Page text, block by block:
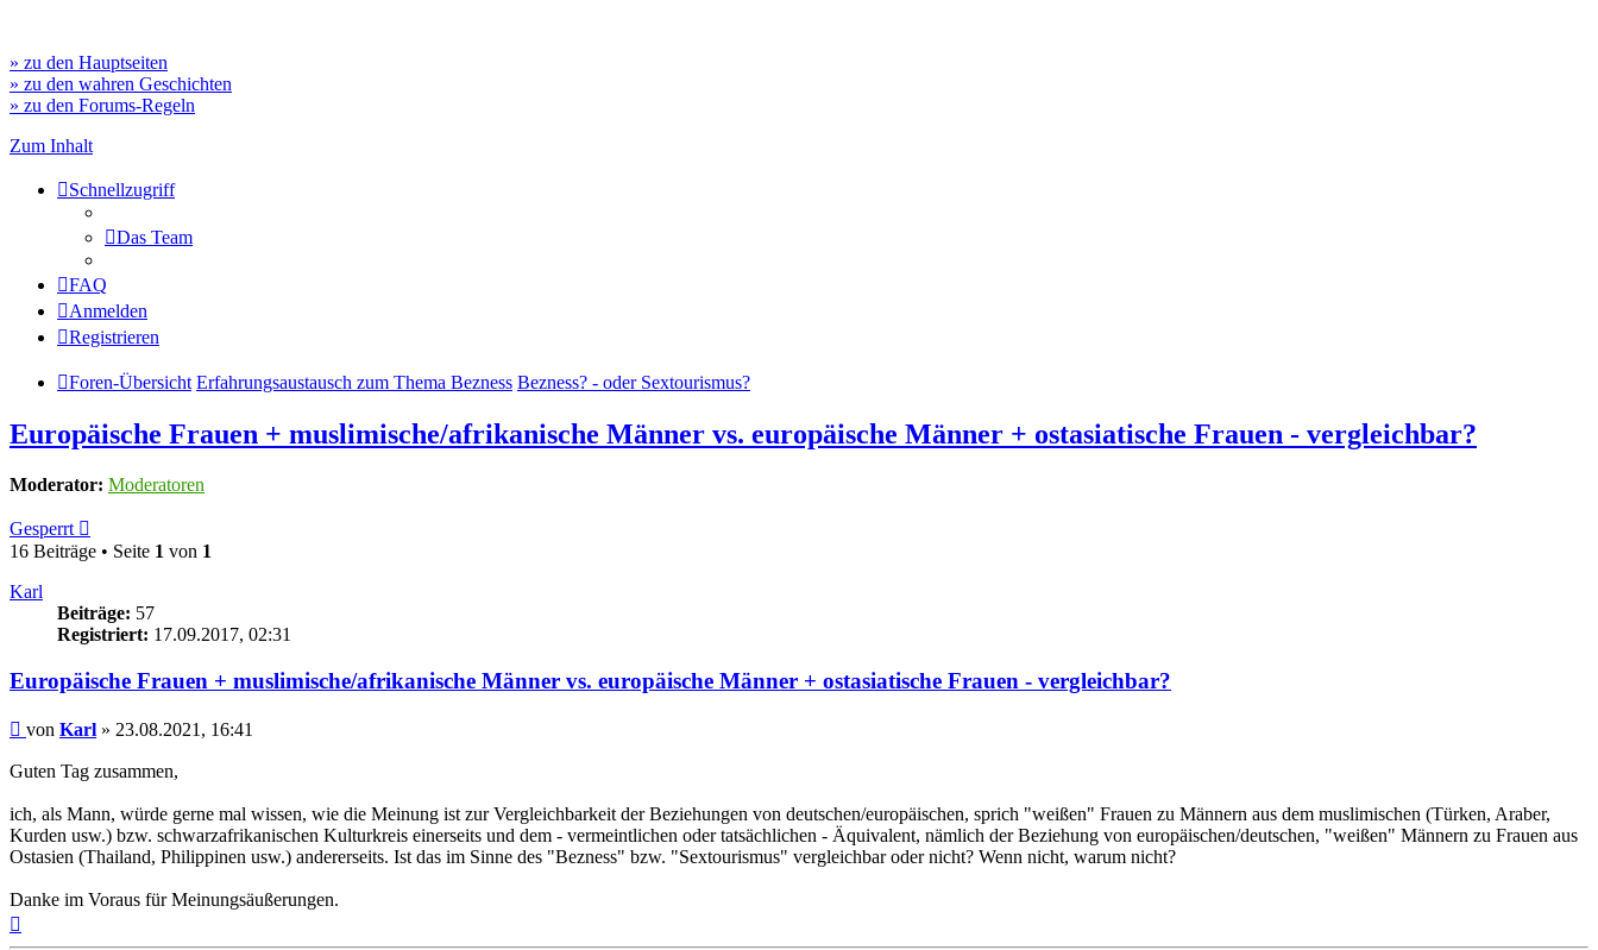
» zu den Hauptseiten
» zu den wahren Geschichten
» zu den Forums-Regeln
Zum Inhalt
Schnellzugriff
Das Team
FAQ
Anmelden
Registrieren
Foren-Übersicht Erfahrungsaustausch zum Thema Bezness Bezness? - oder Sextourismus?
Europäische Frauen + muslimische/afrikanische Männer vs. europäische Männer + ostasiatische Frauen - vergleichbar?
Moderator: Moderatoren
Gesperrt
16 Beiträge • Seite 1 von 1
Karl
Beiträge: 57
Registriert: 17.09.2017, 02:31
Europäische Frauen + muslimische/afrikanische Männer vs. europäische Männer + ostasiatische Frauen - vergleichbar?
Beitrag
von Karl » 23.08.2021, 16:41
Guten Tag zusammen,
ich, als Mann, würde gerne mal wissen, wie die Meinung ist zur Vergleichbarkeit der Beziehungen von deutschen/europäischen, sprich "weißen" Frauen zu Männern aus dem muslimischen (Türken, Araber,
Kurden usw.) bzw. schwarzafrikanischen Kulturkreis einerseits und dem - vermeintlichen oder tatsächlichen - Äquivalent, nämlich der Beziehung von europäischen/deutschen, "weißen" Männern zu Frauen aus
Ostasien (Thailand, Philippinen usw.) andererseits. Ist das im Sinne des "Bezness" bzw. "Sextourismus" vergleichbar oder nicht? Wenn nicht, warum nicht?
Danke im Voraus für Meinungsäußerungen.